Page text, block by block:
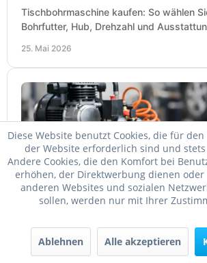
Tischbohrmaschine kaufen: So wählen
Bohrfutter, Hub, Drehzahl und
25. Mai 2026
wählen Sie Kessel, Luftmenge, Druck
Diese Website benutzt Cookies, die für
der Website erforderlich sind und
Andere Cookies, die den Komfort bei
erhöhen, der Direktwerbung dienen
anderen Websites und sozialen
sollen, werden nur mit Ihrer
Ablehnen Alle akzeptieren